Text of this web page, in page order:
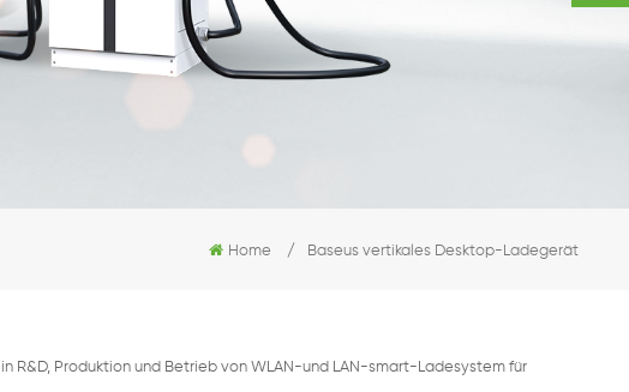
Home / Baseus vertikales Desktop-Ladegerät
Produktion und Betrieb von WLAN-und LAN-smart-Ladesystem für